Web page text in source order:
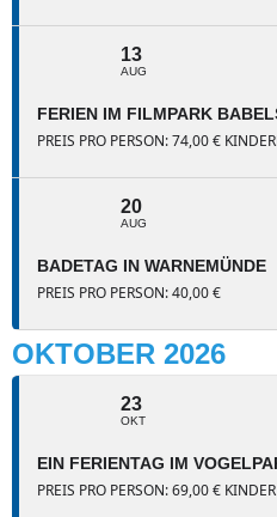
13
AUG
FERIEN IM FILMPARK
PREIS PRO PERSON: 74,00 €
20
AUG
BADETAG IN WARNEMÜNDE
PREIS PRO PERSON: 40,00 €
OKTOBER 2026
23
OKT
EIN FERIENTAG IM
PREIS PRO PERSON: 69,00 €